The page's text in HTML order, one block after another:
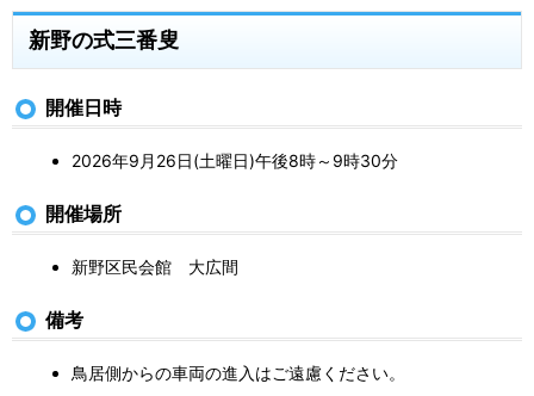
新野の式三番叟
開催日時
2026年9月26日(土曜日)午後8時～9時30分
開催場所
新野区民会館 大広間
備考
鳥居側からの車両の進入はご遠慮ください。